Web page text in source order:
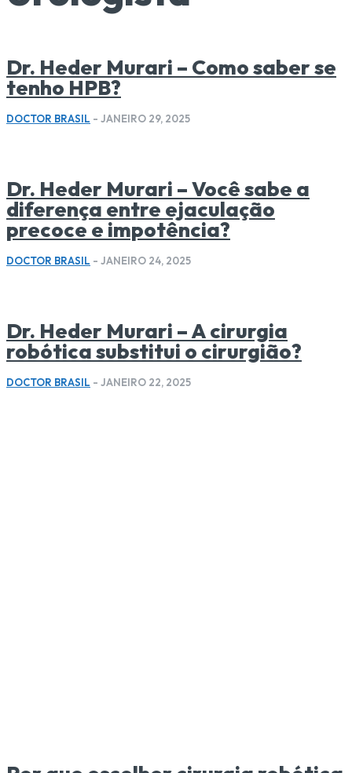
Dr. Heder Murari – Como saber se
tenho HPB?
DOCTOR BRASIL - JANEIRO 29, 2025
Dr. Heder Murari – Você sabe a
diferença entre ejaculação
precoce e impotência?
DOCTOR BRASIL - JANEIRO 24, 2025
Dr. Heder Murari – A cirurgia
robótica substitui o cirurgião?
DOCTOR BRASIL - JANEIRO 22, 2025